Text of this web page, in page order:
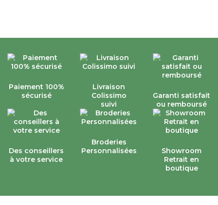
Paiement 100%
sécurisé
Livraison
Colissimo
suivi
Garanti satisfait
ou remboursé
Des conseillers
à votre service
Broderies
Personnalisées
Showroom
Retrait en
boutique